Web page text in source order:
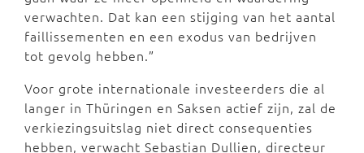
verwachten. Dat kan een stijging van het aantal
faillissementen en een exodus van bedrijven
tot gevolg hebben.”
Voor grote internationale investeerders die al
langer in Thüringen en Saksen actief zijn, zal de
verkiezingsuitslag niet direct consequenties
hebben, verwacht Sebastian Dullien, directeur